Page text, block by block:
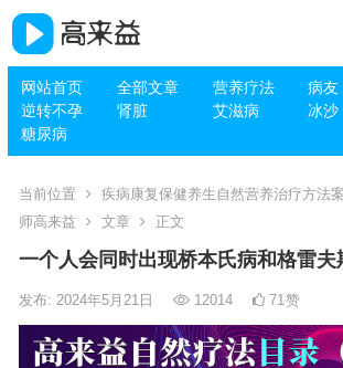
网站首页 全部文章 营养疗法 病友
逆转不孕
肾脏 艾滋病 冰沙
糖尿病
当前位置
疾病康复保健养生自然营养治疗方法
师高来益
文章 正文
一个人会同时出现桥本氏病和格雷夫
发布: 2024年5月21日 12014 71赞